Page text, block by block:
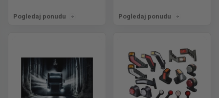
Pogledaj ponudu Pogledaj ponudu